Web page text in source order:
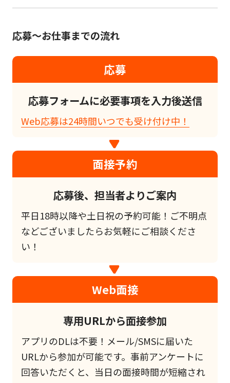
応募～お仕事までの流れ
応募
応募フォームに必要事項を入力後送信
Web応募は24時間いつでも受け付け中！
面接予約
応募後、担当者よりご案内
平日18時以降や土日祝の予約可能！ご不明点
などございましたらお気軽にご相談くださ
い！
Web面接
専用URLから面接参加
アプリのDLは不要！メール/SMSに届いた
URLから参加が可能です。事前アンケートに
回答いただくと、当日の面接時間が短縮され